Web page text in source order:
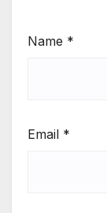
Name *
Email *